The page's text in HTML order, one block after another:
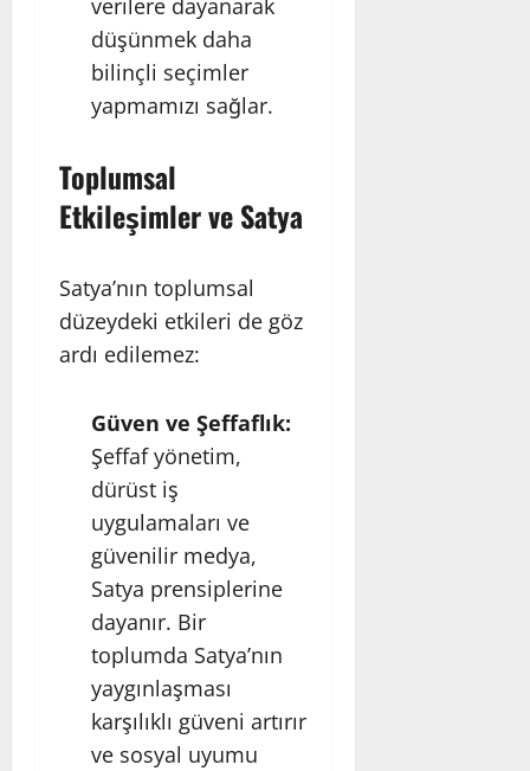
verilere dayanarak
düşünmek daha
bilinçli seçimler
yapmamızı sağlar.
Toplumsal
Etkileşimler ve Satya
Satya’nın toplumsal
düzeydeki etkileri de göz
ardı edilemez:
Güven ve Şeffaflık:
Şeffaf yönetim,
dürüst iş
uygulamaları ve
güvenilir medya,
Satya prensiplerine
dayanır. Bir
toplumda Satya’nın
yaygınlaşması
karşılıklı güveni artırır
ve sosyal uyumu